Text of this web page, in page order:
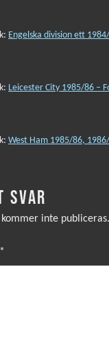
Engelska division ett
Leicester City 1985/86 –
West Ham 1985/86,
SVAR
kommer inte publiceras.
*